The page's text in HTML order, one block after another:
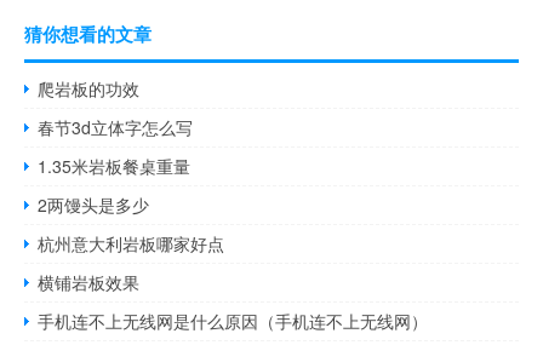
猜你想看的文章
爬岩板的功效
春节3d立体字怎么写
1.35米岩板餐桌重量
2两馒头是多少
杭州意大利岩板哪家好点
横铺岩板效果
手机连不上无线网是什么原因（手机连不上无线网）